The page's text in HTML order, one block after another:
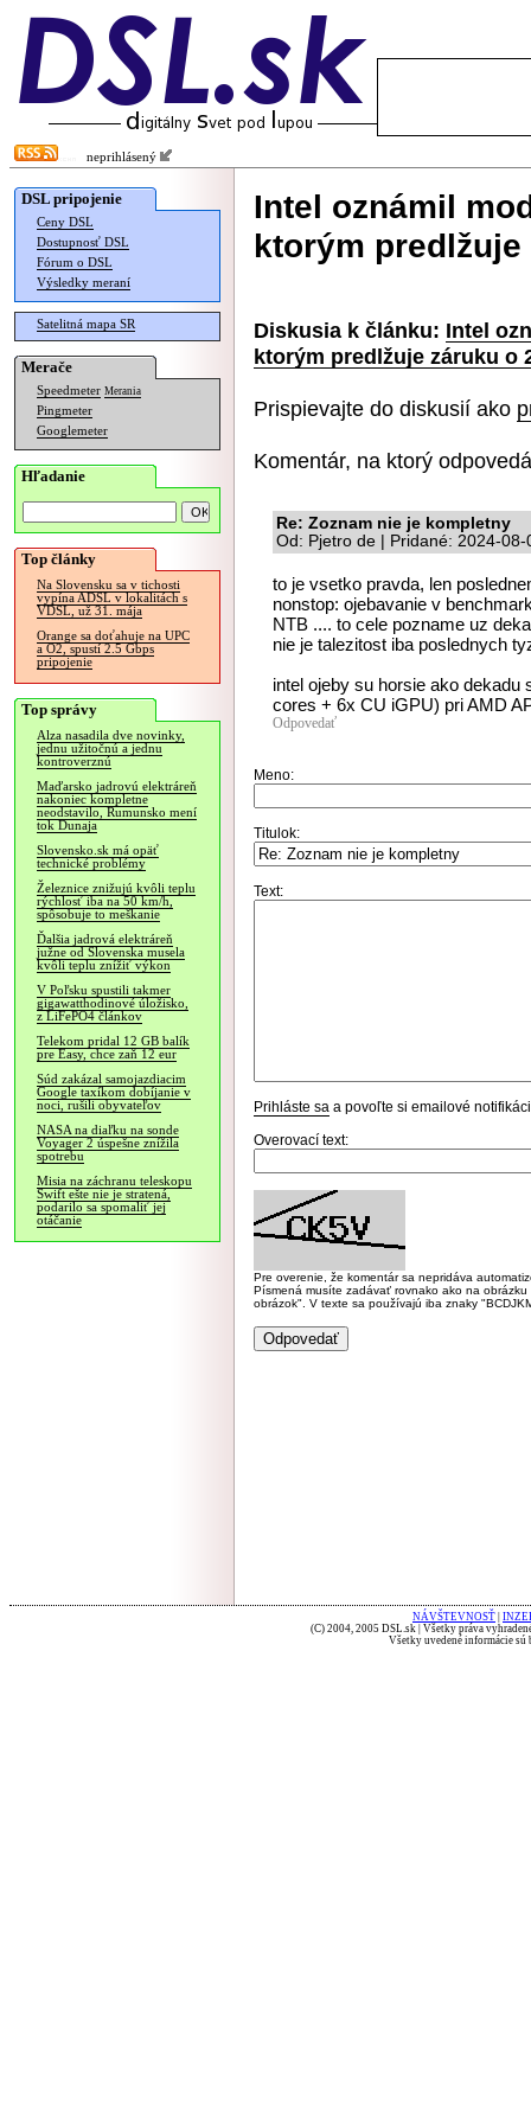
neprihlásený
DSL pripojenie
Ceny DSL
Dostupnosť DSL
Fórum o DSL
Výsledky meraní
Satelitná mapa SR
Merače
Speedmeter Merania
Pingmeter
Googlemeter
Hľadanie
Top články
Na Slovensku sa v tichosti
vypína ADSL v lokalitách s
VDSL, už 31. mája
Orange sa doťahuje na UPC
a O2, spustí 2.5 Gbps
pripojenie
Top správy
Alza nasadila dve novinky,
jednu užitočnú a jednu
kontroverznú
Maďarsko jadrovú elektráreň
nakoniec kompletne
neodstavilo, Rumunsko mení
tok Dunaja
Slovensko.sk má opäť
technické problémy
Železnice znižujú kvôli teplu
rýchlosť iba na 50 km/h,
spôsobuje to meškanie
Ďalšia jadrová elektráreň
južne od Slovenska musela
kvôli teplu znížiť výkon
V Poľsku spustili takmer
gigawatthodinové úložisko,
z LiFePO4 článkov
Telekom pridal 12 GB balík
pre Easy, chce zaň 12 eur
Súd zakázal samojazdiacim
Google taxíkom dobíjanie v
noci, rušili obyvateľov
NASA na diaľku na sonde
Voyager 2 úspešne znížila
spotrebu
Misia na záchranu teleskopu
Swift ešte nie je stratená,
podarilo sa spomaliť jej
otáčanie
Intel oznámil
ktorým
Diskusia k článku: Intel
ktorým predlžuje záruku o
Prispievajte do diskusií ako
Komentár, na ktorý
Re: Zoznam nie je kompletny
Od: Pjetro de | Pridané: 2024-
to je vsetko pravda, len
nonstop: ojebavanie v
NTB .... to cele pozname uz
nie je talezitost iba poslednych
intel ojeby su horsie ako
cores + 6x CU iGPU) pri AMD
Odpovedať
Meno:
Titulok:
Text:
Prihláste sa a povoľte si emailové
Overovací text:
Pre overenie, že komentár sa nepridáva
Písmená musíte zadávať rovnako ako na
obrázok". V texte sa používajú iba znaky
NÁVŠTEVNOSŤ
(C) 2004, 2005 DSL.sk | Všetky práva
Všetky uvedené informácie sú